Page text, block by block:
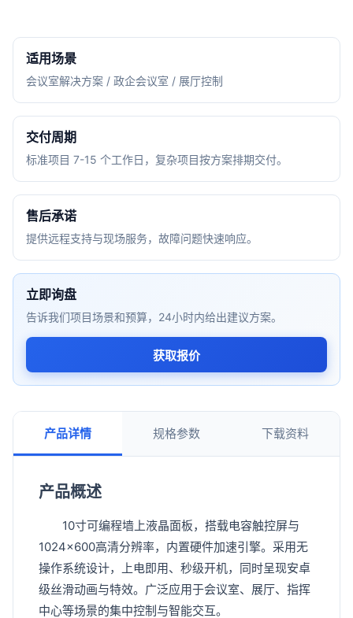
适用场景
会议室解决方案 / 政企会议室 / 展厅控制
交付周期
标准项目 7-15 个工作日，复杂项目按方案排期交付。
售后承诺
提供远程支持与现场服务，故障问题快速响应。
立即询盘
告诉我们项目场景和预算，24小时内给出建议方案。
获取报价
产品详情 规格参数 下载资料
产品概述
10寸可编程墙上液晶面板，搭载电容触控屏与
1024×600高清分辨率，内置硬件加速引擎。采用无
操作系统设计，上电即用、秒级开机，同时呈现安卓
级丝滑动画与特效。广泛应用于会议室、展厅、指挥
中心等场景的集中控制与智能交互。